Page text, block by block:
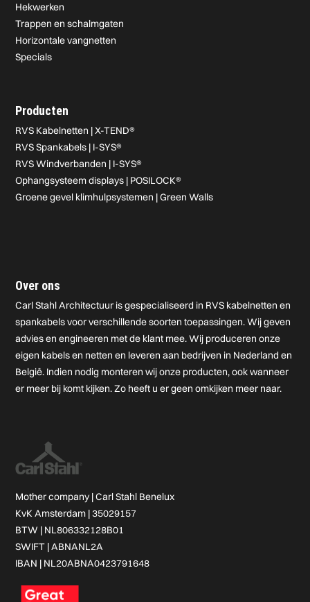
Hekwerken
Trappen en schalmgaten
Horizontale vangnetten
Specials
Producten
RVS Kabelnetten | X-TEND®
RVS Spankabels | I-SYS®
RVS Windverbanden | I-SYS®
Ophangsysteem displays | POSILOCK®
Groene gevel klimhulpsystemen | Green Walls
Over ons
Carl Stahl Architectuur is gespecialiseerd in RVS kabelnetten en
spankabels voor verschillende soorten toepassingen. Wij geven
advies en engineeren met de klant mee. Wij produceren onze
eigen kabels en netten en leveren aan bedrijven in Nederland en
België. Indien nodig monteren wij onze producten, ook wanneer
er meer bij komt kijken. Zo heeft u er geen omkijken meer naar.
Mother company |Carl Stahl Benelux
KvK Amsterdam | 35029157
BTW | NL806332128B01
SWIFT | ABNANL2A
IBAN | NL20ABNA0423791648